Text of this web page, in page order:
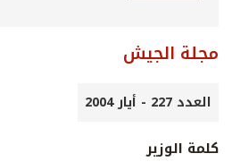
مجلة الجيش
العدد 227 - أيار 2004
كلمة الوزير